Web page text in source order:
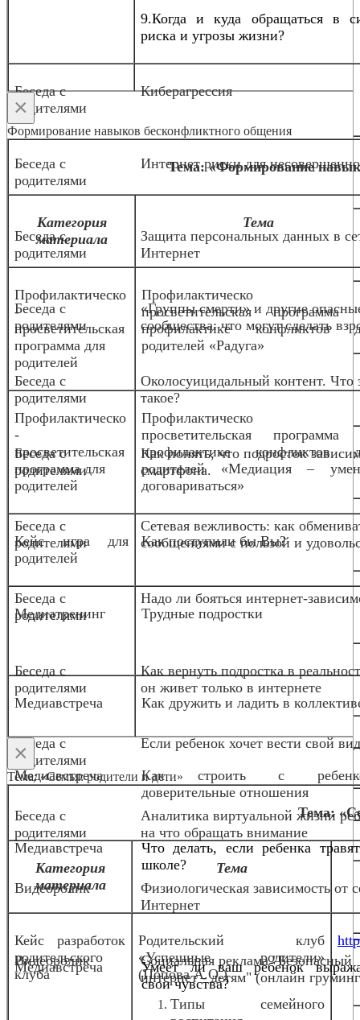
9.Когда и куда обращаться в
риска и угрозы жизни?
Беседа с
родителями
Киберагрессия
Беседа с
родителями
Интернет риски для
Беседа с
родителями
Защита персональных данных в
Интернет
Беседа с
родителями
«Группы смерти» и другие
сообщества: что могут сделать
Беседа с
родителями
Околосуицидальный контент. Что
такое?
Беседа с
родителями
Как понять, что подросток
смартфона.
Беседа с
родителями
Сетевая вежливость: как
сообщениями с пользой и
Беседа с
родителями
Надо ли бояться интернет-
Беседа с
родителями
Как вернуть подростка в
он живет только в интернете
Беседа с
родителями
Если ребенок хочет вести свой
Беседа с
родителями
Аналитика виртуальной жизни
на что обращать внимание
Видеоролик
Физиологическая зависимость от
Интернет
Видеоролик
Социальная реклама "Безопасный
интернет - детям" (онлайн
×
Формирование навыков бесконфликтного общения
Тема: «Формирование
Категория
материала
Тема
Профилактическо
-
просветительская
программа для
родителей
просветительская программа
профилактике конфликтов
родителей «Радуга»
Профилактическо
-
просветительская
программа для
родителей
просветительская программа
профилактике конфликтов
родителей «Медиация –
договариваться»
Кейс игра для
родителей
Как поступили бы Вы?
Медиатренинг Трудные подростки
Медиавстреча Как дружить и ладить в
Медиавстреча
Как строить с
доверительные отношения
Медиавстреча
Что делать, если ребенка
школе?
Медиавстреча
Умеет ли ваш ребенок
свои чувства?
×
Тема: «Семья: родители и дети»
Тема:
Категория
материала
Тема
Кейс разработок
родительского
клуба
Родительский клуб
«Успешные родители»
(Попова А.О.)
Типы семейного